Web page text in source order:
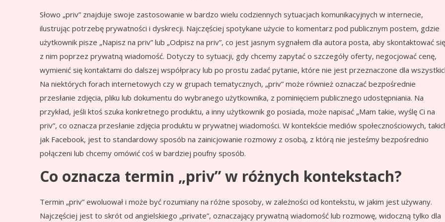
Słowo „priv” znajduje swoje zastosowanie w bardzo wielu codziennych sytuacjach komunikacyjnych w internecie,
ilustrując potrzebę prywatności i dyskrecji. Najczęściej spotykane użycie to komentarz pod publicznym postem, gdzie
użytkownik pisze „Napisz na priv” lub „Odpisz na priv”, co jest jasnym sygnałem dla autora posta, aby skontaktować się
z nim poprzez prywatną wiadomość. Dotyczy to sytuacji, gdy chcemy zapytać o szczegóły oferty, negocjować cenę,
wymienić się kontaktami do dalszej współpracy lub po prostu zadać pytanie, które nie jest przeznaczone dla
Na niektórych forach internetowych czy w grupach tematycznych, „priv” może również oznaczać bezpośrednie
przesłanie zdjęcia, pliku lub dokumentu do wybranego użytkownika, z pominięciem publicznego udostępniania. Na
przykład, jeśli ktoś szuka konkretnego produktu, a inny użytkownik go posiada, może napisać „Mam takie, wyślę Ci na
priv”, co oznacza przesłanie zdjęcia produktu w prywatnej wiadomości. W kontekście mediów społecznościowych,
jak Facebook, jest to standardowy sposób na zainicjowanie rozmowy z osobą, z którą nie jesteśmy bezpośrednio
połączeni lub chcemy omówić coś w bardziej poufny sposób.
Co oznacza termin „priv” w różnych kontekstach?
Termin „priv” ewoluował i może być rozumiany na różne sposoby, w zależności od kontekstu, w jakim jest używany.
Najczęściej jest to skrót od angielskiego „private”, oznaczający prywatną wiadomość lub rozmowę, widoczną tylko dla